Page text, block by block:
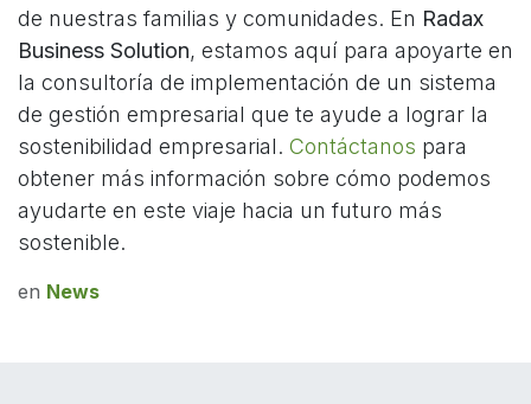
de nuestras familias y comunidades. En Radax
Business Solution, estamos aquí para apoyarte en
la consultoría de implementación de un sistema
de gestión empresarial que te ayude a lograr la
sostenibilidad empresarial. Contáctanos para
obtener más información sobre cómo podemos
ayudarte en este viaje hacia un futuro más
sostenible.
en News